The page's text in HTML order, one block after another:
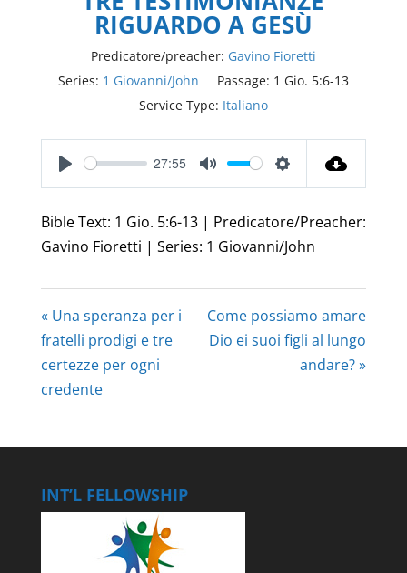
RIGUARDO A GESÙ
Predicatore/preacher: Gavino Fioretti
Series: 1 Giovanni/John Passage: 1 Gio. 5:6-13
Service Type: Italiano
Play
27:55
Mute Settings
Bible Text: 1 Gio. 5:6-13 | Predicatore/Preacher:
Gavino Fioretti | Series: 1 Giovanni/John
« Una speranza per i
fratelli prodigi e tre
certezze per ogni
credente
Come possiamo amare
Dio ei suoi figli al lungo
andare? »
INT’L FELLOWSHIP